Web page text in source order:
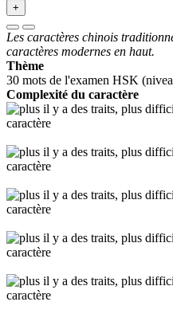
+
Les caractères chinois
caractères modernes en haut.
Thème
30 mots de l'examen HSK
Complexité du caractère